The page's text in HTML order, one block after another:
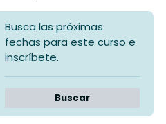
Busca las próximas
fechas para este curso e
inscríbete.
Buscar